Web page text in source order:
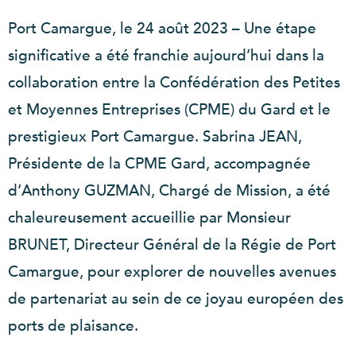
Port Camargue, le 24 août 2023 – Une étape
significative a été franchie aujourd’hui dans la
collaboration entre la Confédération des Petites
et Moyennes Entreprises (CPME) du Gard et le
prestigieux Port Camargue. Sabrina JEAN,
Présidente de la CPME Gard, accompagnée
d’Anthony GUZMAN, Chargé de Mission, a été
chaleureusement accueillie par Monsieur
BRUNET, Directeur Général de la Régie de Port
Camargue, pour explorer de nouvelles avenues
de partenariat au sein de ce joyau européen des
ports de plaisance.